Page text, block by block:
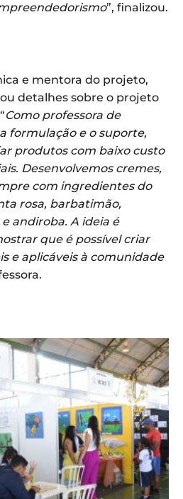
”, finalizou.
e mentora do projeto,
detalhes sobre o projeto
Como professora de
formulação e o suporte,
produtos com baixo custo
Desenvolvemos cremes,
com ingredientes do
rosa, barbatimão,
andiroba. A ideia é
que é possível criar
e aplicáveis à comunidade